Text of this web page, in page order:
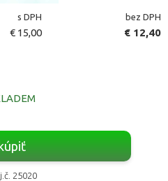
s DPH bez DPH
€ 15,00 € 12,40
kúpiť
25020